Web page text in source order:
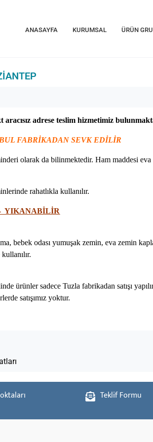
ANASAYFA KURUMSAL ÜRÜN
adrese teslim hizmetimiz
FABRİKADAN SEVK EDİLİR
olarak da bilinmektedir. Ham maddesi
rahatlıkla kullanılır.
YIKANABİLİR
bebek odası yumuşak zemin, eva zemin
ürünler sadece Tuzla fabrikadan satışı
satışımız yoktur.
Teklif Formu